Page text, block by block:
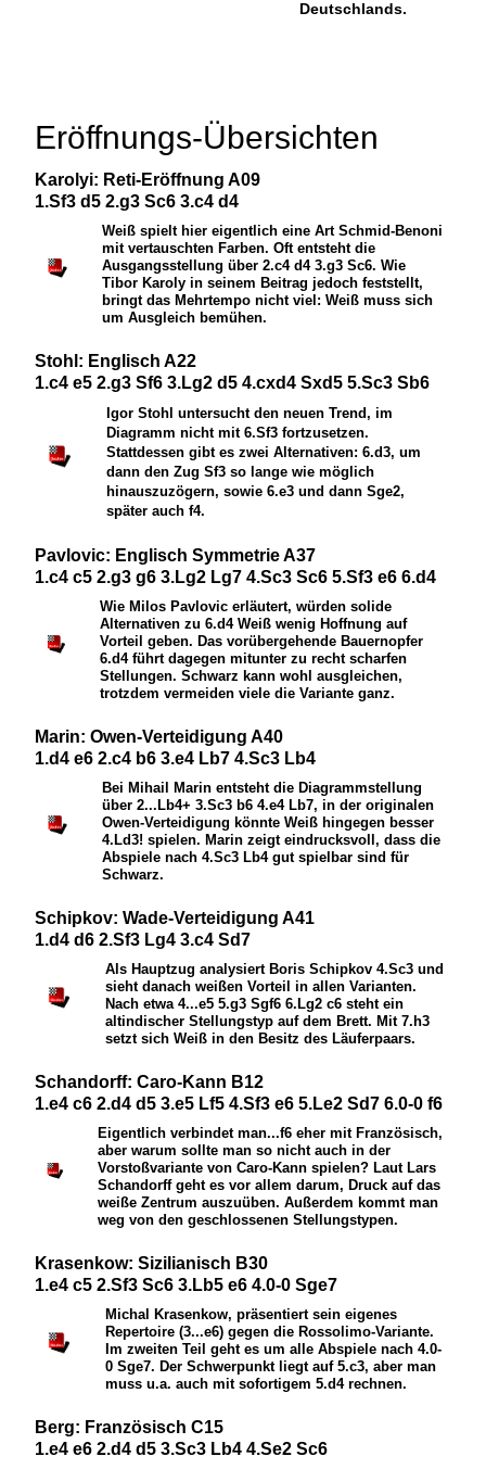
Deutschlands.
Eröffnungs-Übersichten
Karolyi: Reti-Eröffnung A09
1.Sf3 d5 2.g3 Sc6 3.c4 d4
Weiß spielt hier eigentlich eine Art Schmid-Benoni
mit vertauschten Farben. Oft entsteht die
Ausgangsstellung über 2.c4 d4 3.g3 Sc6. Wie
Tibor Karoly in seinem Beitrag jedoch feststellt,
bringt das Mehrtempo nicht viel: Weiß muss sich
um Ausgleich bemühen.
Stohl: Englisch A22
1.c4 e5 2.g3 Sf6 3.Lg2 d5 4.cxd4 Sxd5 5.Sc3 Sb6
Igor Stohl untersucht den neuen Trend, im
Diagramm nicht mit 6.Sf3 fortzusetzen.
Stattdessen gibt es zwei Alternativen: 6.d3, um
dann den Zug Sf3 so lange wie möglich
hinauszuzögern, sowie 6.e3 und dann Sge2,
später auch f4.
Pavlovic: Englisch Symmetrie A37
1.c4 c5 2.g3 g6 3.Lg2 Lg7 4.Sc3 Sc6 5.Sf3 e6 6.d4
Wie Milos Pavlovic erläutert, würden solide
Alternativen zu 6.d4 Weiß wenig Hoffnung auf
Vorteil geben. Das vorübergehende Bauernopfer
6.d4 führt dagegen mitunter zu recht scharfen
Stellungen. Schwarz kann wohl ausgleichen,
trotzdem vermeiden viele die Variante ganz.
Marin: Owen-Verteidigung A40
1.d4 e6 2.c4 b6 3.e4 Lb7 4.Sc3 Lb4
Bei Mihail Marin entsteht die Diagrammstellung
über 2... Lb4+ 3.Sc3 b6 4.e4 Lb7, in der originalen
Owen-Verteidigung könnte Weiß hingegen besser
4. Ld3! spielen. Marin zeigt eindrucksvoll, dass die
Abspiele nach 4.Sc3 Lb4 gut spielbar sind für
Schwarz.
Schipkov: Wade-Verteidigung A41
1.d4 d6 2.Sf3 Lg4 3.c4 Sd7
Als Hauptzug analysiert Boris Schipkov 4.Sc3 und
sieht danach weißen Vorteil in allen Varianten.
Nach etwa 4...e5 5.g3 Sgf6 6. Lg2 c6 steht ein
altindischer Stellungstyp auf dem Brett. Mit 7.h3
setzt sich Weiß in den Besitz des Läuferpaars.
Schandorff: Caro-Kann B12
1.e4 c6 2.d4 d5 3.e5 Lf5 4.Sf3 e6 5.Le2 Sd7 6.0-0 f6
Eigentlich verbindet man...f6 eher mit Französisch,
aber warum sollte man so nicht auch in der
Vorstoßvariante von Caro-Kann spielen? Laut Lars
Schandorff geht es vor allem darum, Druck auf das
weiße Zentrum auszuüben. Außerdem kommt man
weg von den geschlossenen Stellungstypen.
Krasenkow: Sizilianisch B30
1.e4 c5 2.Sf3 Sc6 3.Lb5 e6 4.0-0 Sge7
Michal Krasenkow, präsentiert sein eigenes
Repertoire (3...e6) gegen die Rossolimo-Variante.
Im zweiten Teil geht es um alle Abspiele nach 4.0-
0 Sge7. Der Schwerpunkt liegt auf 5.c3, aber man
muss u.a. auch mit sofortigem 5.d4 rechnen.
Berg: Französisch C15
1.e4 e6 2.d4 d5 3.Sc3 Lb4 4.Se2 Sc6